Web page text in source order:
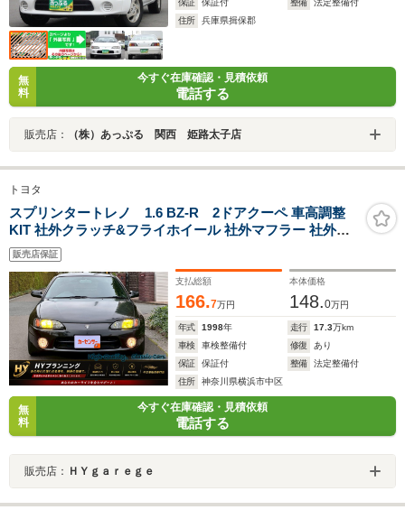
保証
保証付 整備
法定整備付
住所
兵庫県揖保郡
無
料
今すぐ在庫確認・見積依頼
電話する
販売店： （株）あっぷる 関西 姫路太子店
トヨタ
スプリンタートレノ 1.6 BZ-R 2ドアクーペ 車高調整
KIT 社外クラッチ&フライホイール 社外マフラー 社外ホ
イール&足回り 吸気ファンネル仕様変更車 社外デッキ 純
正ハンドル ワイドウィング 乗車定員2名変更済 PW PS
販売店保証
支払総額
166.7万円
本体価格
148.0万円
年式 1998年 走行 17.3万km
車検
車検整備付 修復
あり
保証
保証付 整備
法定整備付
住所
神奈川県横浜市中区
無
料
今すぐ在庫確認・見積依頼
電話する
販売店： ＨＹｇａｒｅｇｅ